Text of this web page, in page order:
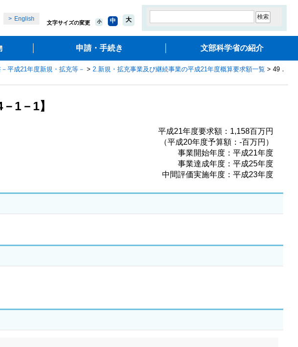
English
文字サイズの変更 小 中 大
申請・手続き 文部科学省の紹介
平成21年度新規・拡充等－ > 2.新規・拡充事業及び継続事業の平成21年度概算要求額一覧 > 49．
1－1】
平成21年度要求額：1,158百万円
（平成20年度予算額：‐百万円）
事業開始年度：平成21年度
事業達成年度：平成25年度
中間評価実施年度：平成23年度